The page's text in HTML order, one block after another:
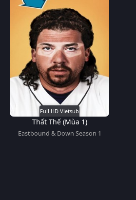
Full HD Vietsub
Thất Thế (Mùa 1)
Eastbound & Down Season 1